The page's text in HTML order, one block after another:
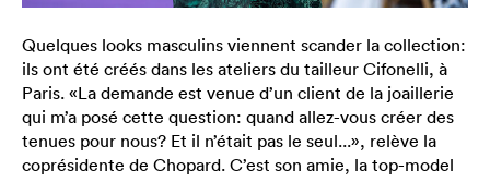
Quelques looks masculins viennent scander la collection:
ils ont été créés dans les ateliers du tailleur Cifonelli, à
Paris. «La demande est venue d’un client de la joaillerie
qui m’a posé cette question: quand allez-vous créer des
tenues pour nous? Et il n’était pas le seul...», relève la
coprésidente de Chopard. C’est son amie, la top-model